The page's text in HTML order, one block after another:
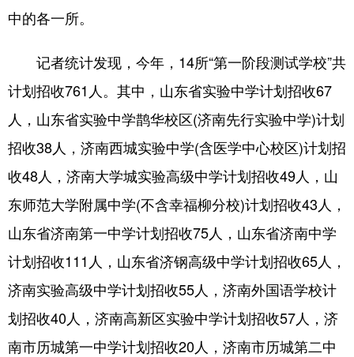
健康
多语种频道
English Español Français عربى
Русский язык 日本語 한국어
Deutsch Português
中的各一所。
记者统计发现，今年，14所“第一阶段测试学校”共
计划招收761人。其中，山东省实验中学计划招收67
人，山东省实验中学鹊华校区(济南先行实验中学)计划
招收38人，济南西城实验中学(含医学中心校区)计划招
收48人，济南大学城实验高级中学计划招收49人，山
东师范大学附属中学(不含幸福柳分校)计划招收43人，
山东省济南第一中学计划招收75人，山东省济南中学
计划招收111人，山东省济钢高级中学计划招收65人，
济南实验高级中学计划招收55人，济南外国语学校计
划招收40人，济南高新区实验中学计划招收57人，济
南市历城第一中学计划招收20人，济南市历城第二中